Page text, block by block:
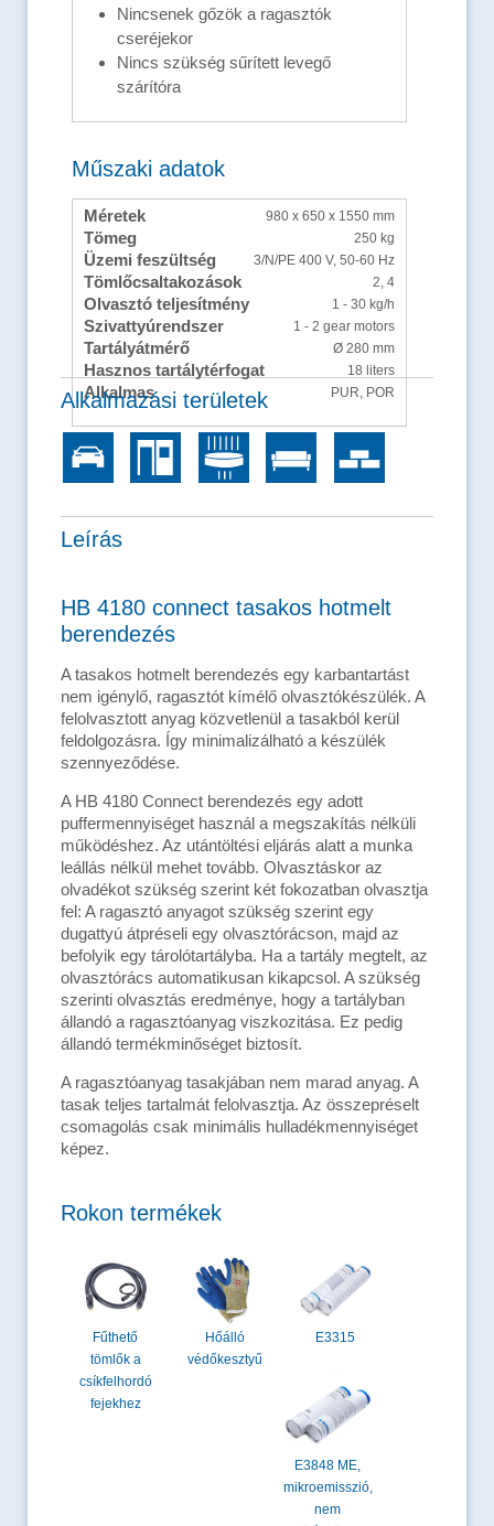
Nincsenek gőzök a ragasztók
cseréjekor
Nincs szükség sűrített levegő
szárítóra
Műszaki adatok
Méretek 980 x 650 x 1550 mm
Tömeg 250 kg
Üzemi feszültség 3/N/PE 400 V, 50-60 Hz
Tömlőcsaltakozások 2, 4
Olvasztó teljesítmény 1 - 30 kg/h
Szivattyúrendszer 1 - 2 gear motors
Tartályátmérő Ø 280 mm
Hasznos tartálytérfogat 18 liters
Alkalmas PUR, POR
Alkalmazási területek
Leírás
HB 4180 connect tasakos hotmelt
berendezés
A tasakos hotmelt berendezés egy karbantartást
nem igénylő, ragasztót kímélő olvasztókészülék. A
felolvasztott anyag közvetlenül a tasakból kerül
feldolgozásra. Így minimalizálható a készülék
szennyeződése.
A HB 4180 Connect berendezés egy adott
puffermennyiséget használ a megszakítás nélküli
működéshez. Az utántöltési eljárás alatt a munka
leállás nélkül mehet tovább. Olvasztáskor az
olvadékot szükség szerint két fokozatban olvasztja
fel: A ragasztó anyagot szükség szerint egy
dugattyú átpréseli egy olvasztórácson, majd az
befolyik egy tárolótartályba. Ha a tartály megtelt, az
olvasztórács automatikusan kikapcsol. A szükség
szerinti olvasztás eredménye, hogy a tartályban
állandó a ragasztóanyag viszkozitása. Ez pedig
állandó termékminőséget biztosít.
A ragasztóanyag tasakjában nem marad anyag. A
tasak teljes tartalmát felolvasztja. Az összepréselt
csomagolás csak minimális hulladékmennyiséget
képez.
Rokon termékek
Fűthető
tömlők a
csíkfelhordó
fejekhez
Hőálló
védőkesztyű
E3315
E3848 ME,
mikroemisszió,
nem